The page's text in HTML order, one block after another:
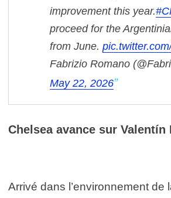
improvement this year.
proceed for the
from June.
Fabrizio Romano
May 22, 2026
Chelsea avance sur Valentín
Arrivé dans l’environnement de